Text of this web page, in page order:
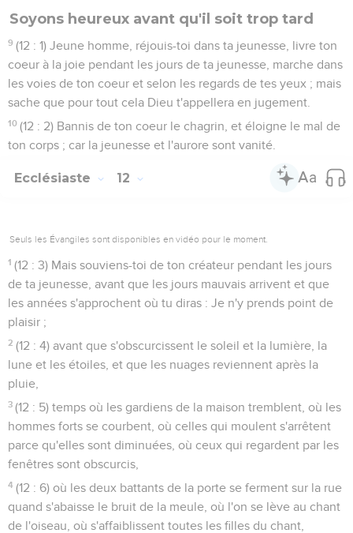
Soyons heureux avant qu'il soit trop tard
9 (12 : 1) Jeune homme, réjouis-toi dans ta jeunesse, livre ton
coeur à la joie pendant les jours de ta jeunesse, marche dans
les voies de ton coeur et selon les regards de tes yeux ; mais
sache que pour tout cela Dieu t'appellera en jugement.
10 (12 : 2) Bannis de ton coeur le chagrin, et éloigne le mal de
ton corps ; car la jeunesse et l'aurore sont vanité.
Ecclésiaste 12
Seuls les Évangiles sont disponibles en vidéo pour le moment.
1 (12 : 3) Mais souviens-toi de ton créateur pendant les jours
de ta jeunesse, avant que les jours mauvais arrivent et que
les années s'approchent où tu diras : Je n'y prends point de
plaisir ;
2 (12 : 4) avant que s'obscurcissent le soleil et la lumière, la
lune et les étoiles, et que les nuages reviennent après la
pluie,
3 (12 : 5) temps où les gardiens de la maison tremblent, où les
hommes forts se courbent, où celles qui moulent s'arrêtent
parce qu'elles sont diminuées, où ceux qui regardent par les
fenêtres sont obscurcis,
4 (12 : 6) où les deux battants de la porte se ferment sur la rue
quand s'abaisse le bruit de la meule, où l'on se lève au chant
de l'oiseau, où s'affaiblissent toutes les filles du chant,